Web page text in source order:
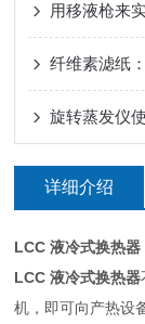
用移液枪来
旋转蒸发仪
详细介绍
LCC 液冷式换热器
LCC 液冷式换热器
机，即可向产热设